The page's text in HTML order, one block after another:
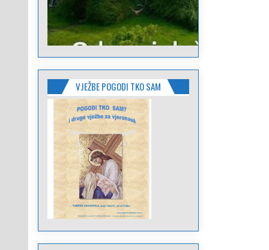
VJEŽBE POGODI TKO SAM